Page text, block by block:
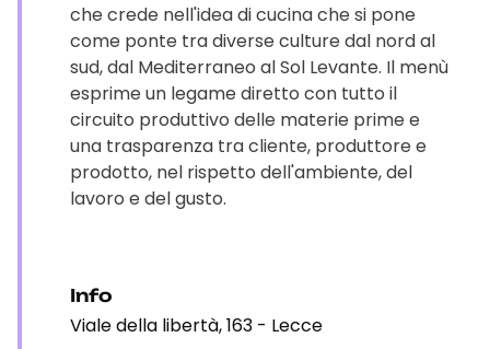
che crede nell'idea di cucina che si pone
come ponte tra diverse culture dal nord al
sud, dal Mediterraneo al Sol Levante. Il menù
esprime un legame diretto con tutto il
circuito produttivo delle materie prime e
una trasparenza tra cliente, produttore e
prodotto, nel rispetto dell'ambiente, del
lavoro e del gusto.
Info
Viale della libertà, 163 - Lecce